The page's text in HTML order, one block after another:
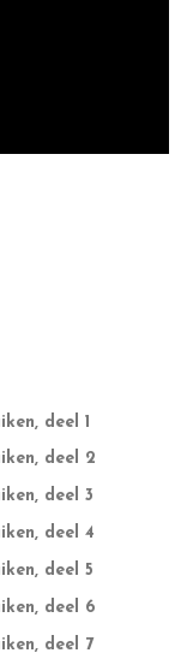
deel 1
deel 2
deel 3
deel 4
deel 5
deel 6
deel 7